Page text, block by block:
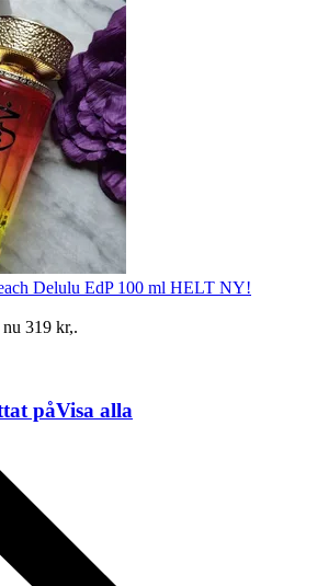
Delulu EdP 100 ml HELT NY!
319 kr,.
påVisa alla